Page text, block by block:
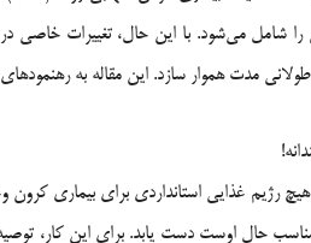
را شامل می‌شود. با این حال، تغییرات خاصی
مدت هموار سازد. این مقاله به
رژیم غذایی استانداردی برای بیماری کرون
حال اوست دست یابد. برای این کار،